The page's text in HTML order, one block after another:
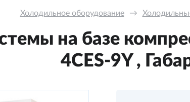
Холодильное оборудование →
на базе
4CES-9Y ,